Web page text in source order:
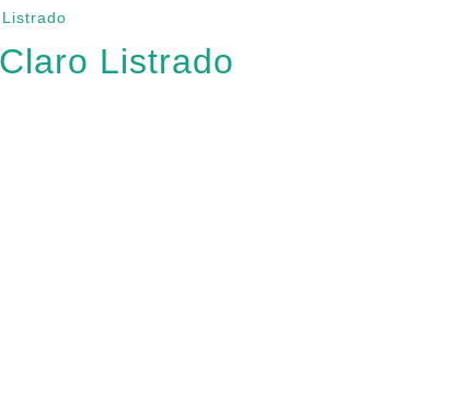
Listrado